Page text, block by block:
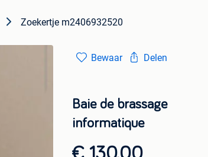
Zoekertje m2406932520
Bewaar Delen
Baie de brassage
informatique